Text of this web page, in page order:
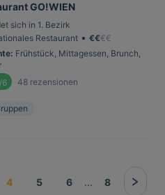
GO!WIEN
sich in 1. Bezirk
Restaurant • €€€€
: Frühstück, Mittagessen, Brunch,
/6 48 rezensionen
4 5 6 ... 8